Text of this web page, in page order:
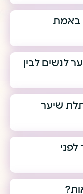
באמת
לנשים לבין
שיער